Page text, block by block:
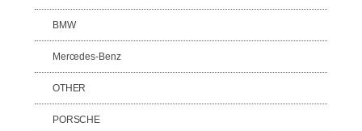
BMW
Mercedes-Benz
OTHER
PORSCHE